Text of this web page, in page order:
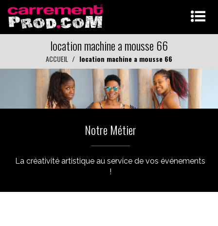
location machine a mousse 66
ACCUEIL location machine a mousse 66
Notre Métier
La créativité artistique au service de vos événements
!